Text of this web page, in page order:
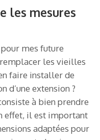
les mesures
mes future
remplacer les vieilles
faire installer de
d’une extension ?
à bien prendre
effet, il est important
adaptées pour